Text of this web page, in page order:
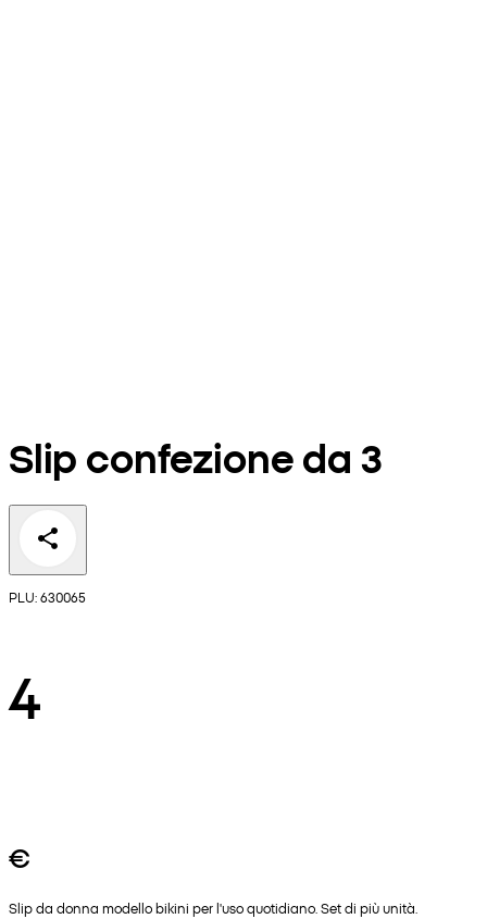
Slip confezione da 3
PLU: 630065
4
€
Slip da donna modello bikini per l'uso quotidiano. Set di più unità.